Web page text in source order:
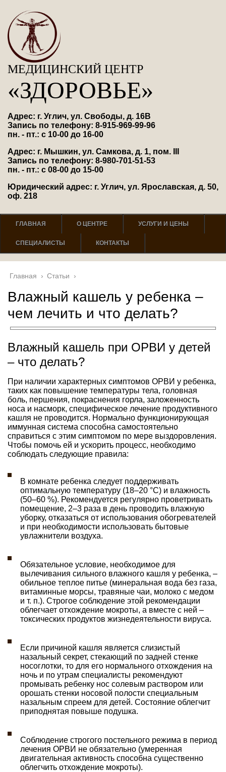
МЕДИЦИНСКИЙ ЦЕНТР
«ЗДОРОВЬЕ»
Адрес: г. Углич, ул. Свободы, д. 16В
Запись по телефону: 8-915-969-99-96
пн. - пт.: с 10-00 до 16-00
Адрес: г. Мышкин, ул. Самкова, д. 1, пом. III
Запись по телефону: 8-980-701-51-53
пн. - пт.: с 08-00 до 15-00
Юридический адрес: г. Углич, ул. Ярославская, д. 50,
оф. 218
ГЛАВНАЯ О ЦЕНТРЕ УСЛУГИ И ЦЕНЫ
СПЕЦИАЛИСТЫ КОНТАКТЫ
Главная › Статьи ›
Влажный кашель у ребенка –
чем лечить и что делать?
Влажный кашель при ОРВИ у детей
– что делать?
При наличии характерных симптомов ОРВИ у ребенка,
таких как повышение температуры тела, головная
боль, першения, покраснения горла, заложенность
носа и насморк, специфическое лечение продуктивного
кашля не проводится. Нормально функционирующая
иммунная система способна самостоятельно
справиться с этим симптомом по мере выздоровления.
Чтобы помочь ей и ускорить процесс, необходимо
соблюдать следующие правила:
В комнате ребенка следует поддерживать
оптимальную температуру (18–20 °С) и влажность
(50–60 %). Рекомендуется регулярно проветривать
помещение, 2–3 раза в день проводить влажную
уборку, отказаться от использования обогревателей
и при необходимости использовать бытовые
увлажнители воздуха.
Обязательное условие, необходимое для
вылечивания сильного влажного кашля у ребенка, –
обильное теплое питье (минеральная вода без газа,
витаминные морсы, травяные чаи, молоко с медом
и т. п.). Строгое соблюдение этой рекомендации
облегчает отхождение мокроты, а вместе с ней –
токсических продуктов жизнедеятельности вируса.
Если причиной кашля является слизистый
назальный секрет, стекающий по задней стенке
носоглотки, то для его нормального отхождения на
ночь и по утрам специалисты рекомендуют
промывать ребенку нос солевым раствором или
орошать стенки носовой полости специальным
назальным спреем для детей. Состояние облегчит
приподнятая повыше подушка.
Соблюдение строгого постельного режима в период
лечения ОРВИ не обязательно (умеренная
двигательная активность способна существенно
облегчить отхождение мокроты).